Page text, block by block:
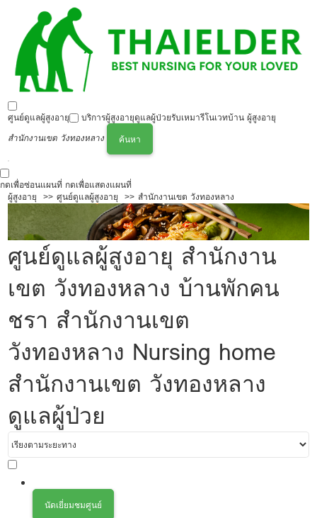
ศูนย์ดูแลผู้สูงอายุ บริการผู้สูงอายุดูแลผู้ป่วยรับเหมารีโนเวทบ้าน ผู้สูงอายุ
สำนักงานเขต วังทองหลาง
ค้นหา
กดเพื่อซ่อนแผนที่ กดเพื่อแสดงแผนที่
ผู้สูงอายุ
ศูนย์ดูแลผู้สูงอายุ สำนักงานเขต วังทองหลาง
ศูนย์ดูแลผู้สูงอายุ สำนักงาน
เขต วังทองหลาง บ้านพักคน
ชรา สำนักงานเขต
วังทองหลาง Nursing home
สำนักงานเขต วังทองหลาง
ดูแลผู้ป่วย
นัดเยี่ยมชมศูนย์